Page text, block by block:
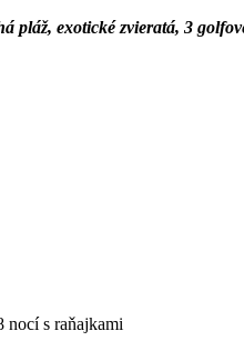
pláž, exotické zvieratá, 3
nocí s raňajkami